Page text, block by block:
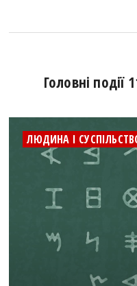
Головні події
ЛЮДИНА І